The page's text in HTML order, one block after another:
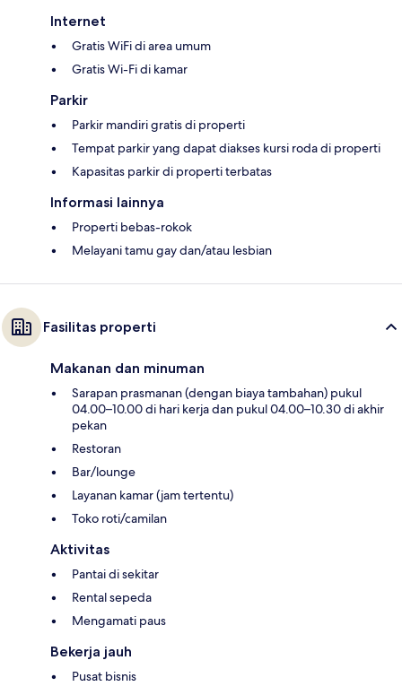
Internet
Gratis WiFi di area umum
Gratis Wi-Fi di kamar
Parkir
Parkir mandiri gratis di properti
Tempat parkir yang dapat diakses kursi roda di properti
Kapasitas parkir di properti terbatas
Informasi lainnya
Properti bebas-rokok
Melayani tamu gay dan/atau lesbian
Fasilitas properti
Makanan dan minuman
Sarapan prasmanan (dengan biaya tambahan) pukul
04.00–10.00 di hari kerja dan pukul 04.00–10.30 di akhir
pekan
Restoran
Bar/lounge
Layanan kamar (jam tertentu)
Toko roti/camilan
Aktivitas
Pantai di sekitar
Rental sepeda
Mengamati paus
Bekerja jauh
Pusat bisnis